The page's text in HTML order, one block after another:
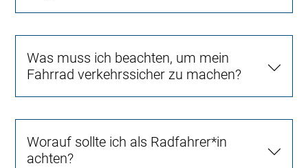
Was muss ich beachten, um mein
Fahrrad verkehrssicher zu machen?
Worauf sollte ich als Radfahrer*in
achten?